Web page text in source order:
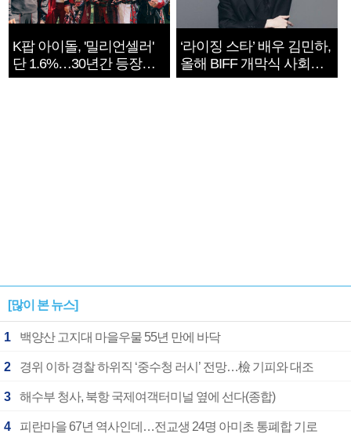
K팝 아이돌, '밀리언셀러'
단 1.6%…30년간 등장
1182개팀 전수조사
‘라이징 스타’ 배우 김민하,
올해 BIFF 개막식 사회자
확정
[많이 본 뉴스]
1 백양산 고지대 마을우물 55년 만에 바닥
2 경위 이하 경찰 하위직 ‘중수청 러시’ 전망…檢 기피와 대조
3 해수부 청사, 북항 국제여객터미널 옆에 선다(종합)
4 피란마을 67년 역사인데…전교생 24명 아미초 통폐합 기로